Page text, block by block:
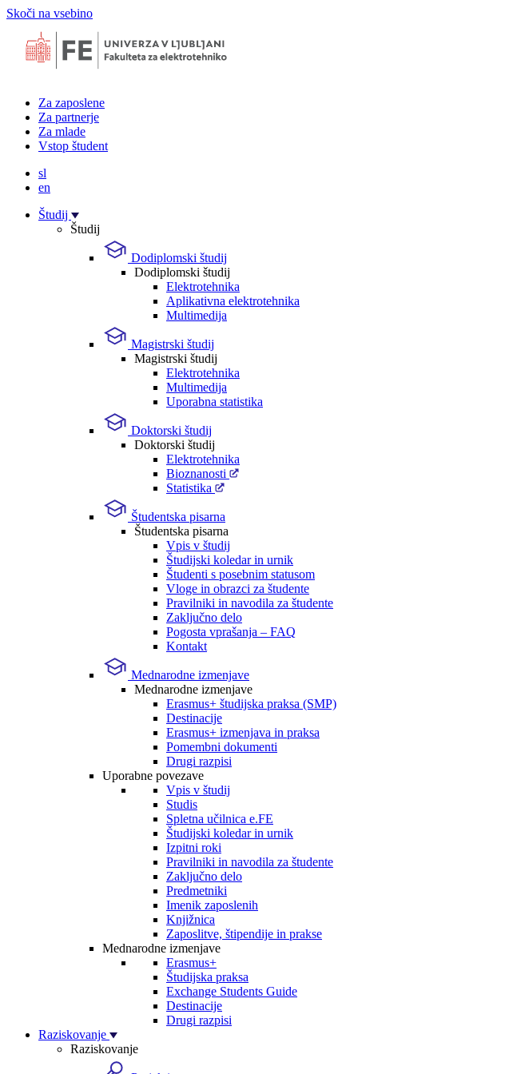
Skoči na vsebino
Za zaposlene
Za partnerje
Za mlade
Vstop študent
sl
en
Študij
Študij
Dodiplomski študij
Dodiplomski študij
Elektrotehnika
Aplikativna elektrotehnika
Multimedija
Magistrski študij
Magistrski študij
Elektrotehnika
Multimedija
Uporabna statistika
Doktorski študij
Doktorski študij
Elektrotehnika
Bioznanosti
Statistika
Študentska pisarna
Študentska pisarna
Vpis v študij
Študijski koledar in urnik
Študenti s posebnim statusom
Vloge in obrazci za študente
Pravilniki in navodila za študente
Zaključno delo
Pogosta vprašanja – FAQ
Kontakt
Mednarodne izmenjave
Mednarodne izmenjave
Erasmus+ študijska praksa (SMP)
Destinacije
Erasmus+ izmenjava in praksa
Pomembni dokumenti
Drugi razpisi
Uporabne povezave
Vpis v študij
Studis
Spletna učilnica e.FE
Študijski koledar in urnik
Izpitni roki
Pravilniki in navodila za študente
Zaključno delo
Predmetniki
Imenik zaposlenih
Knjižnica
Zaposlitve, štipendije in prakse
Mednarodne izmenjave
Erasmus+
Študijska praksa
Exchange Students Guide
Destinacije
Drugi razpisi
Raziskovanje
Raziskovanje